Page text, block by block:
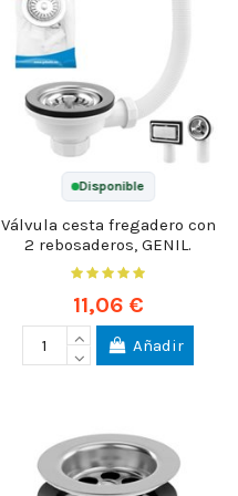
Disponible
Válvula cesta fregadero con
2 rebosaderos, GENIL.
11,06 €
Añadir